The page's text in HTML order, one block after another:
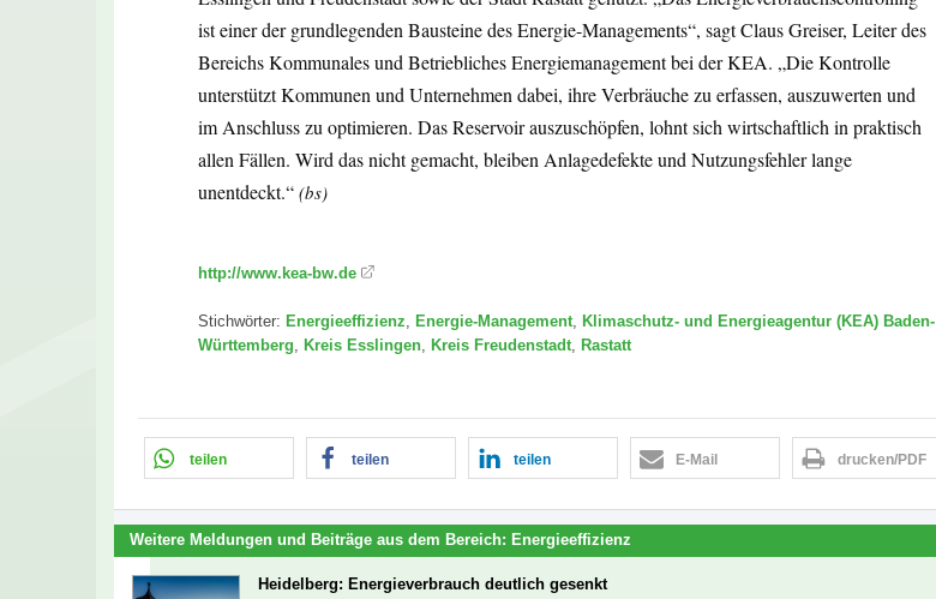
ist einer der grundlegenden Bausteine des Energie-Managements“, sagt Claus Greiser, Leiter des
Bereichs Kommunales und Betriebliches Energiemanagement bei der KEA. „Die Kontrolle
unterstützt Kommunen und Unternehmen dabei, ihre Verbräuche zu erfassen, auszuwerten und
im Anschluss zu optimieren. Das Reservoir auszuschöpfen, lohnt sich wirtschaftlich in praktisch
allen Fällen. Wird das nicht gemacht, bleiben Anlagedefekte und Nutzungsfehler lange
unentdeckt.“ (bs)
http://www.kea-bw.de
Stichwörter: Energieeffizienz, Energie-Management, Klimaschutz- und Energieagentur (KEA) Baden-
Württemberg, Kreis Esslingen, Kreis Freudenstadt, Rastatt
teilen teilen teilen E-Mail drucken/PDF
Weitere Meldungen und Beiträge aus dem Bereich: Energieeffizienz
Heidelberg: Energieverbrauch deutlich gesenkt